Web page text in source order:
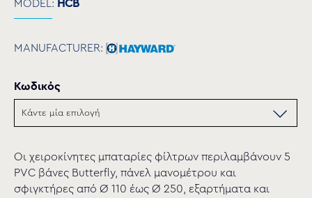
MODEL: HCB
MANUFACTURER:
Κωδικός
Οι χειροκίνητες μπαταρίες φίλτρων περιλαμβάνουν 5
PVC βάνες Butterfly, πάνελ μανομέτρου και
σφιγκτήρες από Ø 110 έως Ø 250, εξαρτήματα και